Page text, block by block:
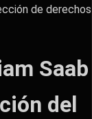
de derechos
Saab
del